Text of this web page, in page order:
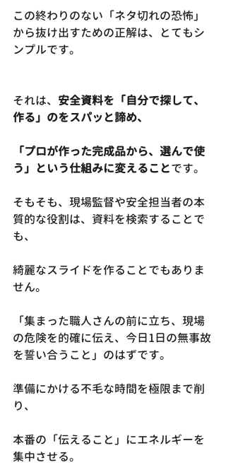
この終わりのない「ネタ切れの恐怖」
から抜け出すための正解は、とてもシ
ンプルです。
それは、 安全資料を「自分で探して、
作る」のをスパッと諦め、
「プロが作った完成品から、選んで使
う」という仕組みに変えることです。
そもそも、現場監督や安全担当者の本
質的な役割は、資料を検索することで
も、
綺麗なスライドを作ることでもありま
せん。
「集まった職人さんの前に立ち、現場
の危険を的確に伝え、今日1日の無事故
を誓い合うこと」のはずです。
準備にかける不毛な時間を極限まで削
り、
本番の「伝えること」にエネルギーを
集中させる。